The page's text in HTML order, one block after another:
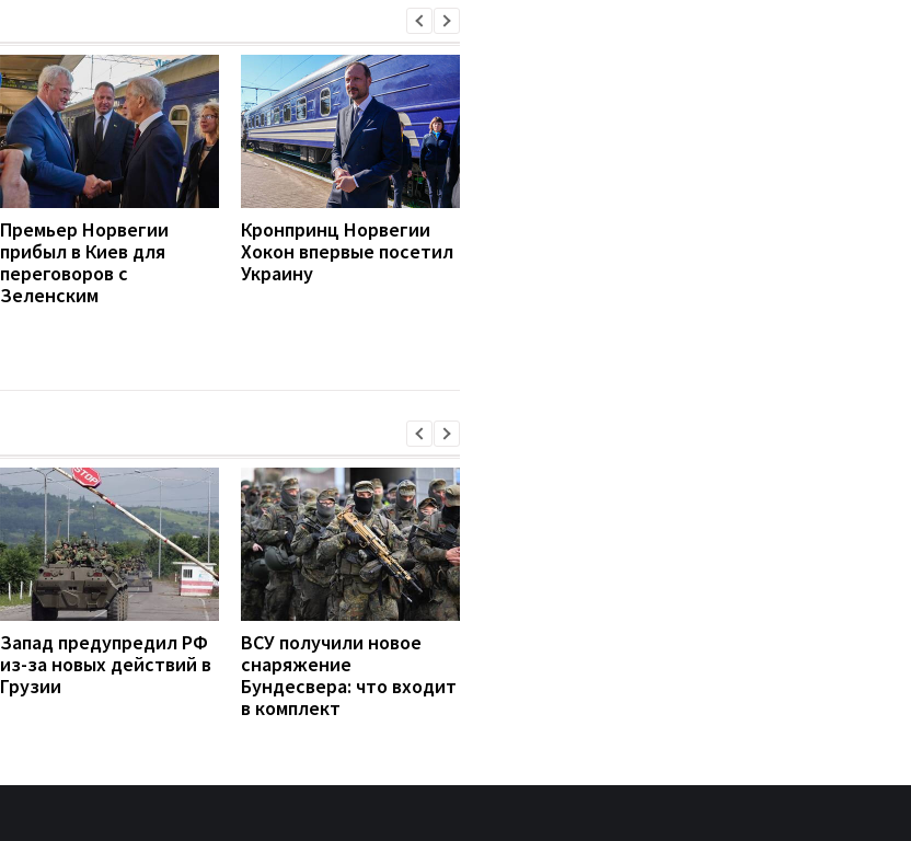
Премьер Норвегии
прибыл в Киев для
переговоров с
Зеленским
Кронпринц Норвегии
Хокон впервые посетил
Украину
Запад предупредил РФ
из-за новых действий в
Грузии
ВСУ получили новое
снаряжение
Бундесвера: что входит
в комплект